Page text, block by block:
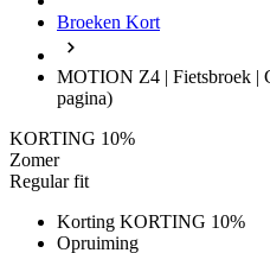
Broeken Kort
MOTION Z4 | Fietsbroek |
pagina)
KORTING 10%
Zomer
Regular fit
Korting KORTING 10%
Opruiming